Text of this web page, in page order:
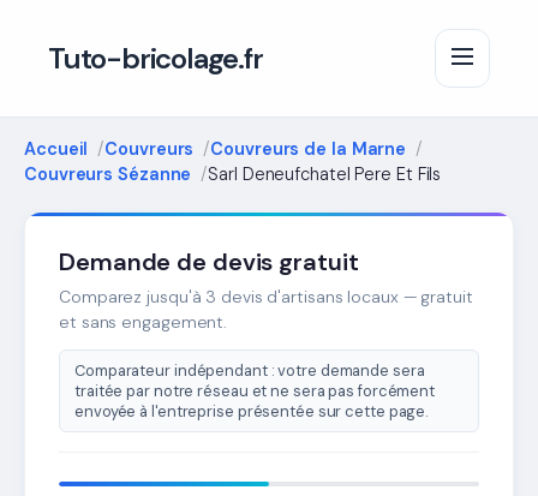
Tuto-bricolage.fr
Accueil Couvreurs
Couvreurs de la Marne
Couvreurs Sézanne
Sarl Deneufchatel Pere Et Fils
Demande de devis gratuit
Comparez jusqu'à 3 devis d'artisans locaux — gratuit
et sans engagement.
Comparateur indépendant : votre demande sera
traitée par notre réseau et ne sera pas forcément
envoyée à l'entreprise présentée sur cette page.